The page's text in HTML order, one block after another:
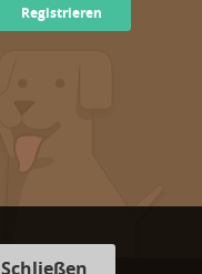
Registrieren
Schließen